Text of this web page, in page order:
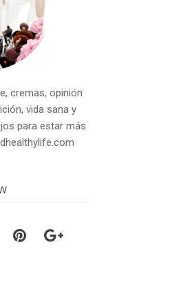
cremas, opinión
vida sana y
para estar más